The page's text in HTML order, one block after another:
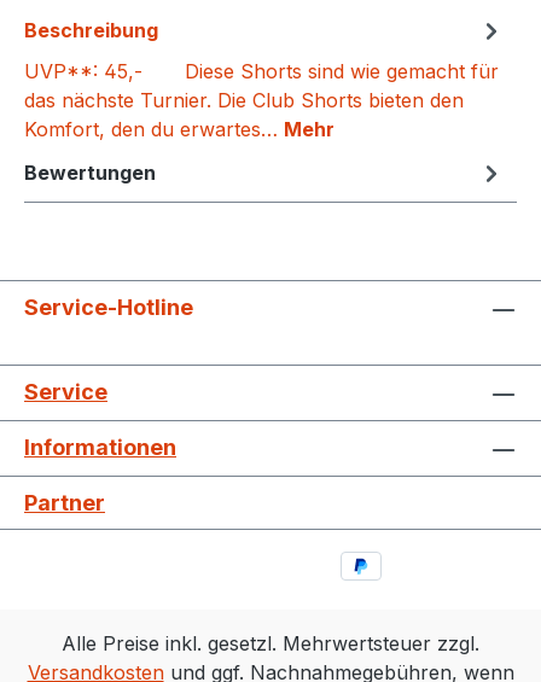
Beschreibung
UVP**: 45,- Diese Shorts sind wie gemacht für
das nächste Turnier. Die Club Shorts bieten den
Komfort, den du erwartes… Mehr
Bewertungen
Service-Hotline
Service
Informationen
Partner
Alle Preise inkl. gesetzl. Mehrwertsteuer zzgl.
Versandkostenund ggf. Nachnahmegebühren, wenn